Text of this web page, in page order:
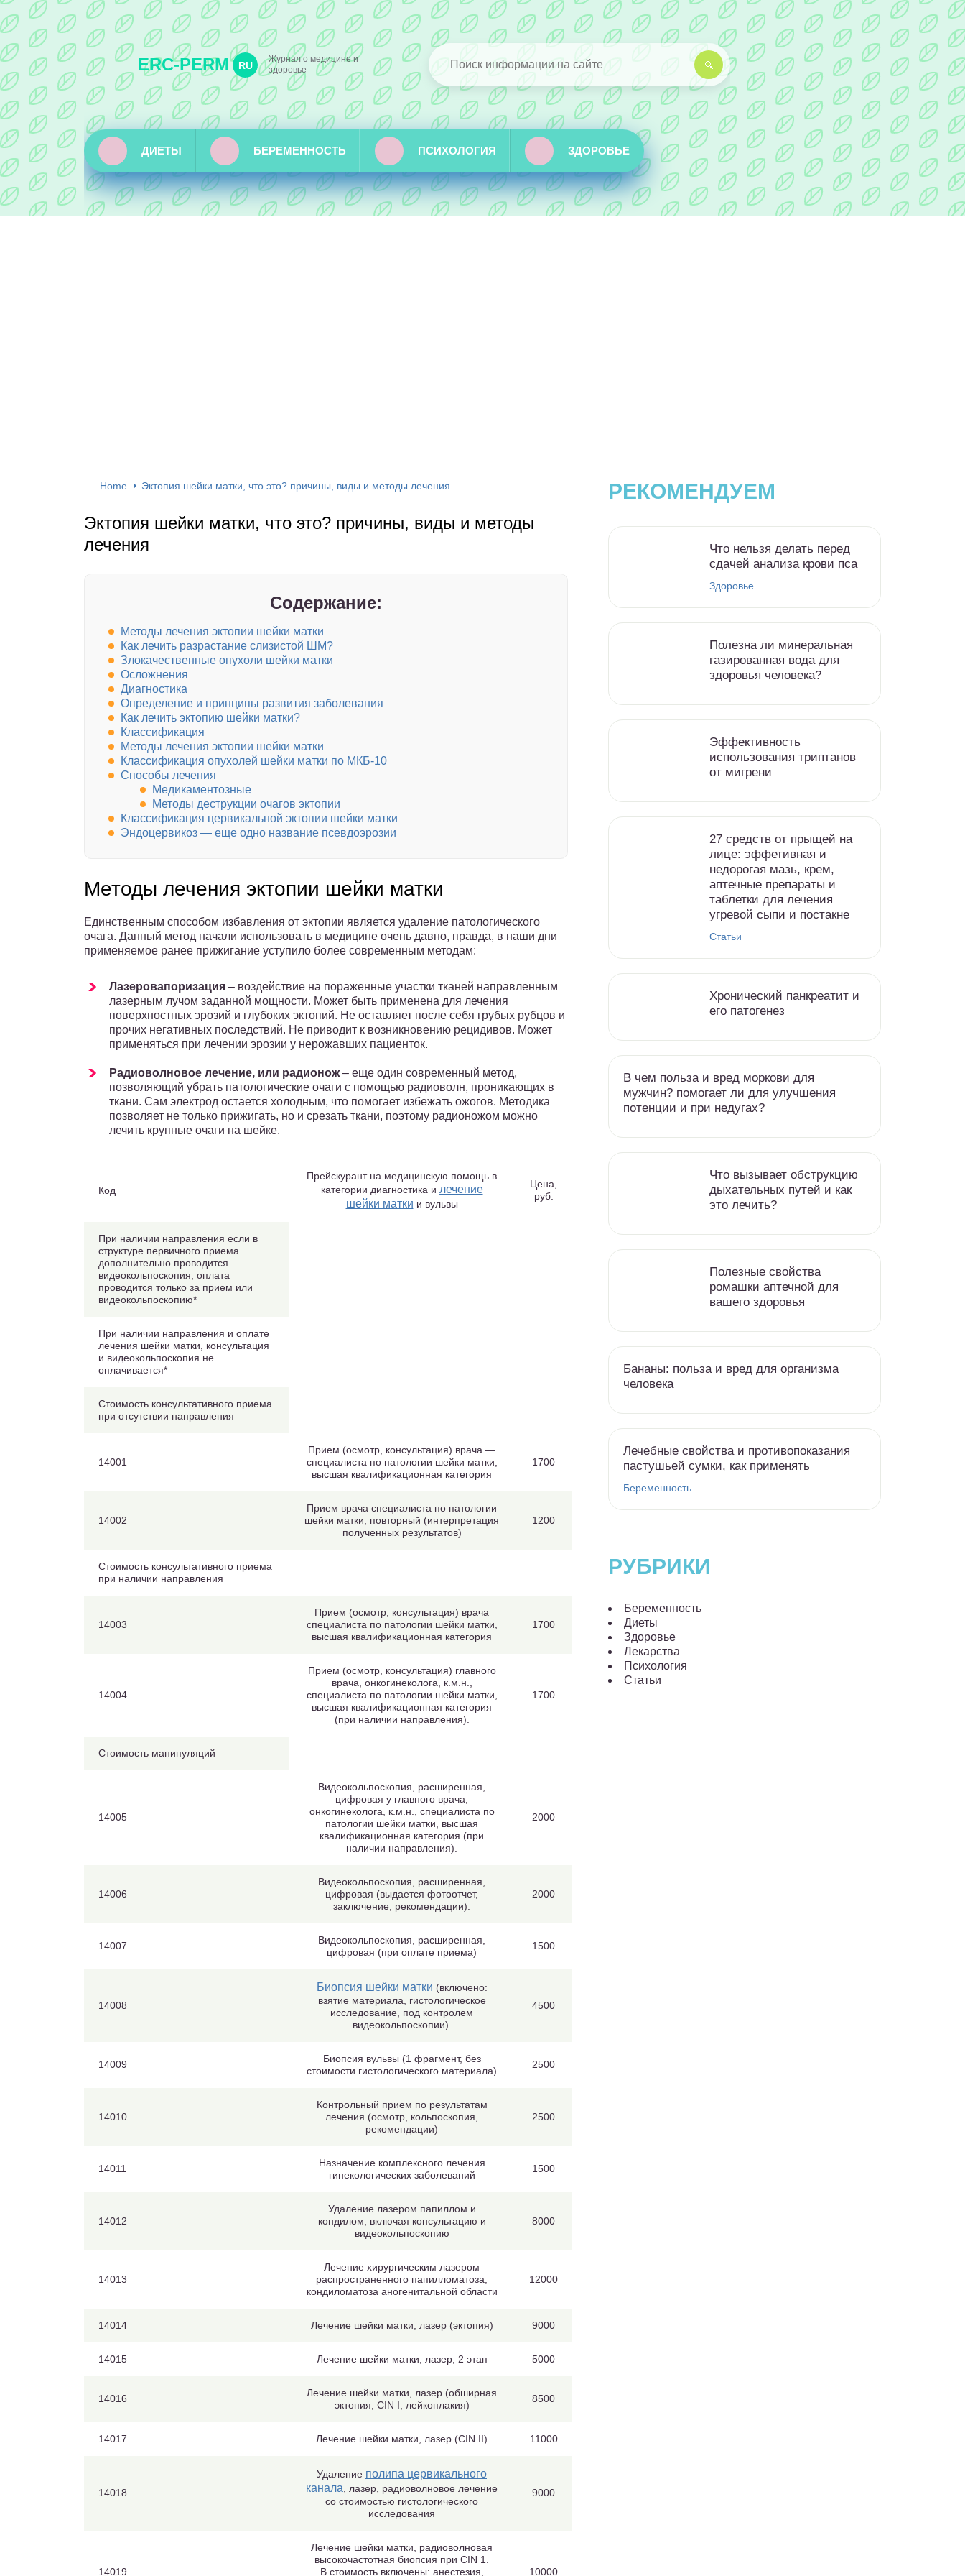
ERC-PERM RU
Журнал о медицине и
здоровье
ДИЕТЫ БЕРЕМЕННОСТЬ ПСИХОЛОГИЯ ЗДОРОВЬЕ
Home Эктопия шейки матки, что это? причины, виды и методы лечения
Эктопия шейки матки, что это? причины, виды и методы
лечения
Содержание:
Методы лечения эктопии шейки матки
Как лечить разрастание слизистой ШМ?
Злокачественные опухоли шейки матки
Осложнения
Диагностика
Определение и принципы развития заболевания
Как лечить эктопию шейки матки?
Классификация
Методы лечения эктопии шейки матки
Классификация опухолей шейки матки по МКБ-10
Способы лечения
Медикаментозные
Методы деструкции очагов эктопии
Классификация цервикальной эктопии шейки матки
Эндоцервикоз — еще одно название псевдоэрозии
Методы лечения эктопии шейки матки
Единственным способом избавления от эктопии является удаление патологического
очага. Данный метод начали использовать в медицине очень давно, правда, в наши дни
применяемое ранее прижигание уступило более современным методам:
Лазеровапоризация – воздействие на пораженные участки тканей направленным
лазерным лучом заданной мощности. Может быть применена для лечения
поверхностных эрозий и глубоких эктопий. Не оставляет после себя грубых рубцов и
прочих негативных последствий. Не приводит к возникновению рецидивов. Может
применяться при лечении эрозии у нерожавших пациенток.
Радиоволновое лечение, или радионож– еще один современный метод,
позволяющий убрать патологические очаги с помощью радиоволн, проникающих в
ткани. Сам электрод остается холодным, что помогает избежать ожогов. Методика
позволяет не только прижигать, но и срезать ткани, поэтому радионожом можно
лечить крупные очаги на шейке.
Код
Прейскурант на медицинскую помощь в
категории диагностика и лечение
шейки матки и вульвы
Цена,
руб.
При наличии направления если в
структуре первичного приема
дополнительно проводится
видеокольпоскопия, оплата
проводится только за прием или
видеокольпоскопию*
При наличии направления и оплате
лечения шейки матки, консультация
и видеокольпоскопия не
оплачивается*
Стоимость консультативного приема
при отсутствии направления
14001
Прием (осмотр, консультация) врача —
специалиста по патологии шейки матки,
высшая квалификационная категория
1700
14002
Прием врача специалиста по патологии
шейки матки, повторный (интерпретация
полученных результатов)
1200
Стоимость консультативного приема
при наличии направления
14003
Прием (осмотр, консультация) врача
специалиста по патологии шейки матки,
высшая квалификационная категория
1700
14004
Прием (осмотр, консультация) главного
врача, онкогинеколога, к.м.н.,
специалиста по патологии шейки матки,
высшая квалификационная категория
(при наличии направления).
1700
Стоимость манипуляций
14005
Видеокольпоскопия, расширенная,
цифровая у главного врача,
онкогинеколога, к.м.н., специалиста по
патологии шейки матки, высшая
квалификационная категория (при
наличии направления).
2000
14006
Видеокольпоскопия, расширенная,
цифровая (выдается фотоотчет,
заключение, рекомендации).
2000
14007
Видеокольпоскопия, расширенная,
цифровая (при оплате приема)
1500
14008
Биопсия шейки матки (включено:
взятие материала, гистологическое
исследование, под контролем
видеокольпоскопии).
4500
14009
Биопсия вульвы (1 фрагмент, без
стоимости гистологического материала)
2500
14010
Контрольный прием по результатам
лечения (осмотр, кольпоскопия,
рекомендации)
2500
14011
Назначение комплексного лечения
гинекологических заболеваний
1500
14012
Удаление лазером папиллом и
кондилом, включая консультацию и
видеокольпоскопию
8000
14013
Лечение хирургическим лазером
распространенного папилломатоза,
кондиломатоза аногенитальной области
12000
14014 Лечение шейки матки, лазер (эктопия) 9000
14015 Лечение шейки матки, лазер, 2 этап 5000
14016
Лечение шейки матки, лазер (обширная
эктопия, CIN I, лейкоплакия)
8500
14017 Лечение шейки матки, лазер (CIN II) 11000
14018
Удаление полипа цервикального
канала , лазер, радиоволновое лечение
со стоимостью гистологического
исследования
9000
14019
Лечение шейки матки, радиоволновая
высокочастотная биопсия при CIN 1.
В стоимость включены: анестезия,
10000
РЕКОМЕНДУЕМ
Что нельзя делать перед
сдачей анализа крови пса
Здоровье
Полезна ли минеральная
газированная вода для
здоровья человека?
Эффективность
использования триптанов
от мигрени
27 средств от прыщей на
лице: эффетивная и
недорогая мазь, крем,
аптечные препараты и
таблетки для лечения
угревой сыпи и постакне
Статьи
Хронический панкреатит и
его патогенез
В чем польза и вред моркови для
мужчин? помогает ли для улучшения
потенции и при недугах?
Что вызывает обструкцию
дыхательных путей и как
это лечить?
Полезные свойства
ромашки аптечной для
вашего здоровья
Бананы: польза и вред для организма
человека
Лечебные свойства и противопоказания
пастушьей сумки, как применять
Беременность
РУБРИКИ
Беременность
Диеты
Здоровье
Лекарства
Психология
Статьи